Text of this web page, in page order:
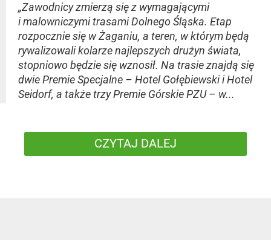
„Zawodnicy zmierzą się z wymagającymi
i malowniczymi trasami Dolnego Śląska. Etap
rozpocznie się w Żaganiu, a teren, w którym będą
rywalizowali kolarze najlepszych drużyn świata,
stopniowo będzie się wznosił. Na trasie znajdą się
dwie Premie Specjalne – Hotel Gołębiewski i Hotel
Seidorf, a także trzy Premie Górskie PZU – w...
CZYTAJ DALEJ